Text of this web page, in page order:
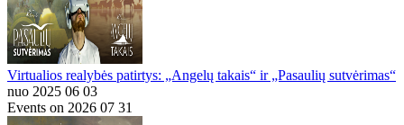
Virtualios realybės patirtys: „Angelų takais“ ir „Pasaulių sutvėrimas“
nuo 2025 06 03
Events on 2026 07 31